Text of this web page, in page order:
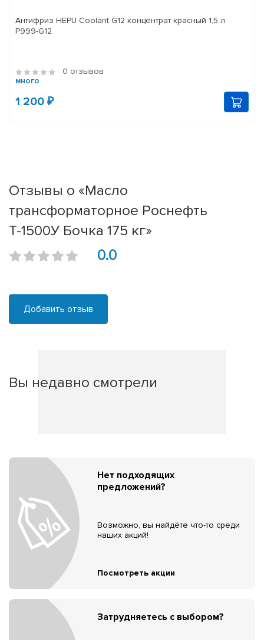
Антифриз HEPU Coolant G12 концентрат красный 1,5 л
P999-G12
0 отзывов
много
1 200 ₽
Отзывы о «Масло
трансформаторное Роснефть
Т-1500У Бочка 175 кг»
0.0
Добавить отзыв
Вы недавно смотрели
Нет подходящих
предложений?
Возможно, вы найдёте что-то среди
наших акций!
Посмотреть акции
Затрудняетесь с выбором?